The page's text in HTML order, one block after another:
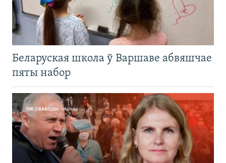
Беларуская школа ў Варшаве абвяшчае
пяты набор